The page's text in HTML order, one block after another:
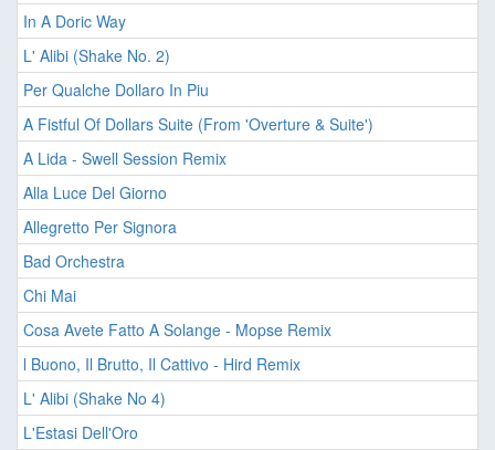
In A Doric Way
L' Alibi (Shake No. 2)
Per Qualche Dollaro In Piu
A Fistful Of Dollars Suite (From 'Overture & Suite')
A Lida - Swell Session Remix
Alla Luce Del Giorno
Allegretto Per Signora
Bad Orchestra
Chi Mai
Cosa Avete Fatto A Solange - Mopse Remix
l Buono, Il Brutto, Il Cattivo - Hird Remix
L' Alibi (Shake No 4)
L'Estasi Dell'Oro